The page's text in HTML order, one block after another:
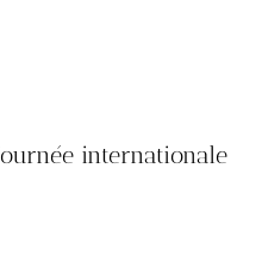
internationale